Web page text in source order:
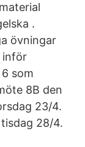
.
övningar
inför
som
8B den
23/4.
28/4.